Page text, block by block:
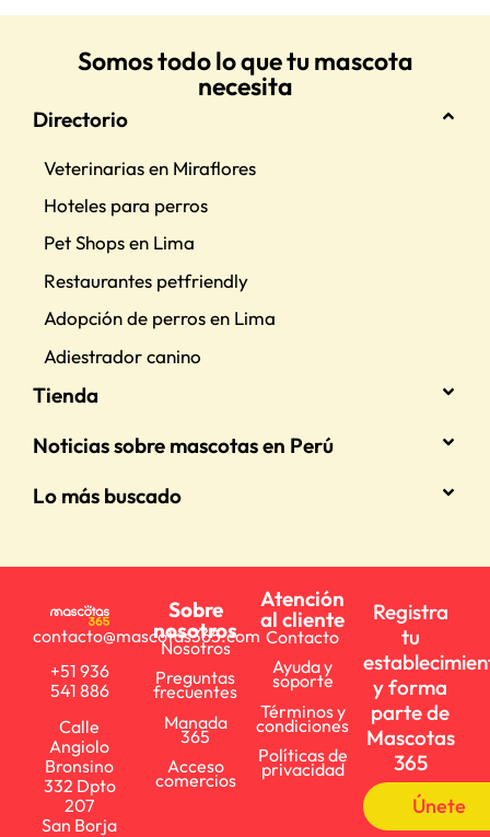
Somos todo lo que tu mascota
necesita
Directorio
Veterinarias en Miraflores
Hoteles para perros
Pet Shops en Lima
Restaurantes petfriendly
Adopción de perros en Lima
Adiestrador canino
Tienda
Noticias sobre mascotas en Perú
Lo más buscado
contacto@mascotas365.com
+51 936
541 886
Calle
Angiolo
Bronsino
332 Dpto
207
San Borja
Sobre
nosotros
Nosotros
Preguntas
frecuentes
Manada
365
Acceso
comercios
Atención
al cliente
Contacto
Ayuda y
soporte
Términos y
condiciones
Políticas de
privacidad
Registra
tu
y forma
parte de
Mascotas
365
Únete